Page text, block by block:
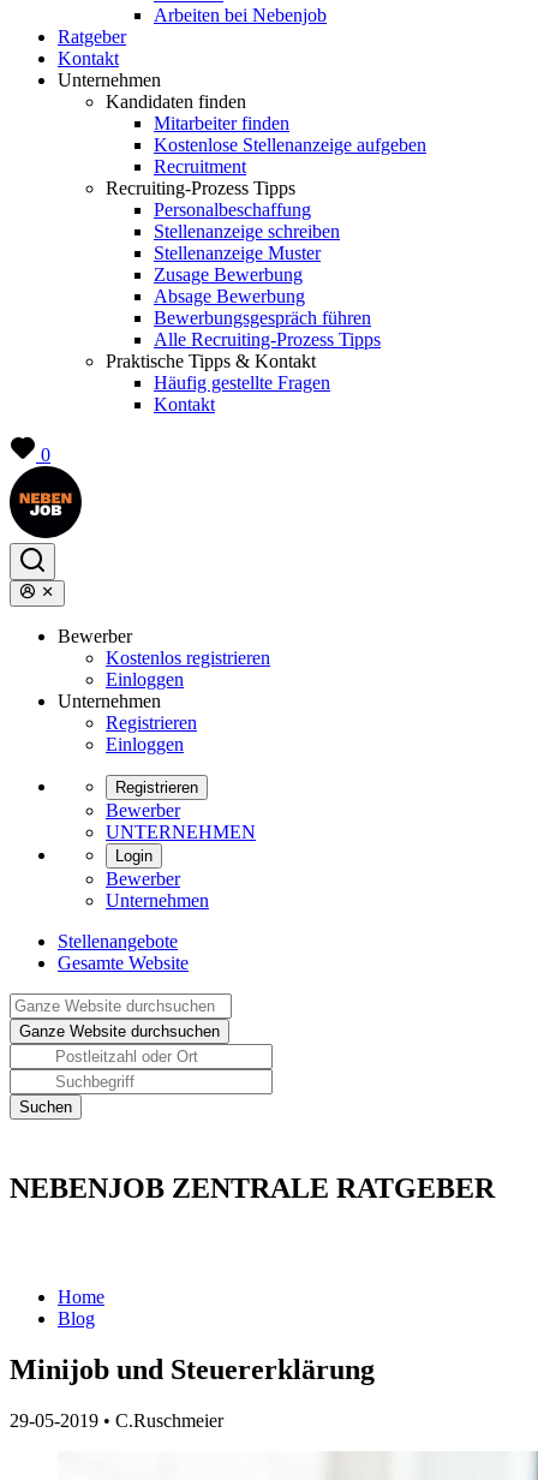
Arbeiten bei Nebenjob
Ratgeber
Kontakt
Unternehmen
Kandidaten finden
Mitarbeiter finden
Kostenlose Stellenanzeige aufgeben
Recruitment
Recruiting-Prozess Tipps
Personalbeschaffung
Stellenanzeige schreiben
Stellenanzeige Muster
Zusage Bewerbung
Absage Bewerbung
Bewerbungsgespräch führen
Alle Recruiting-Prozess Tipps
Praktische Tipps & Kontakt
Häufig gestellte Fragen
Kontakt
0
Bewerber
Kostenlos registrieren
Einloggen
Unternehmen
Registrieren
Einloggen
Registrieren
Bewerber
UNTERNEHMEN
Login
Bewerber
Unternehmen
Stellenangebote
Gesamte Website
NEBENJOB ZENTRALE RATGEBER
Home
Blog
Minijob und Steuererklärung
29-05-2019 • C.Ruschmeier